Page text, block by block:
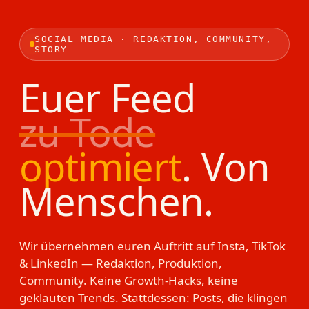
SOCIAL MEDIA · REDAKTION, COMMUNITY,
STORY
Euer Feed
zu Tode
optimiert. Von
Menschen.
Wir übernehmen euren Auftritt auf Insta, TikTok
& LinkedIn — Redaktion, Produktion,
Community. Keine Growth-Hacks, keine
geklauten Trends. Stattdessen: Posts, die klingen